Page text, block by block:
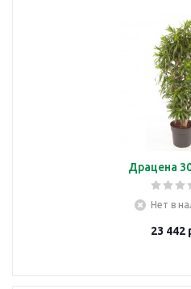
Нет в
23 442